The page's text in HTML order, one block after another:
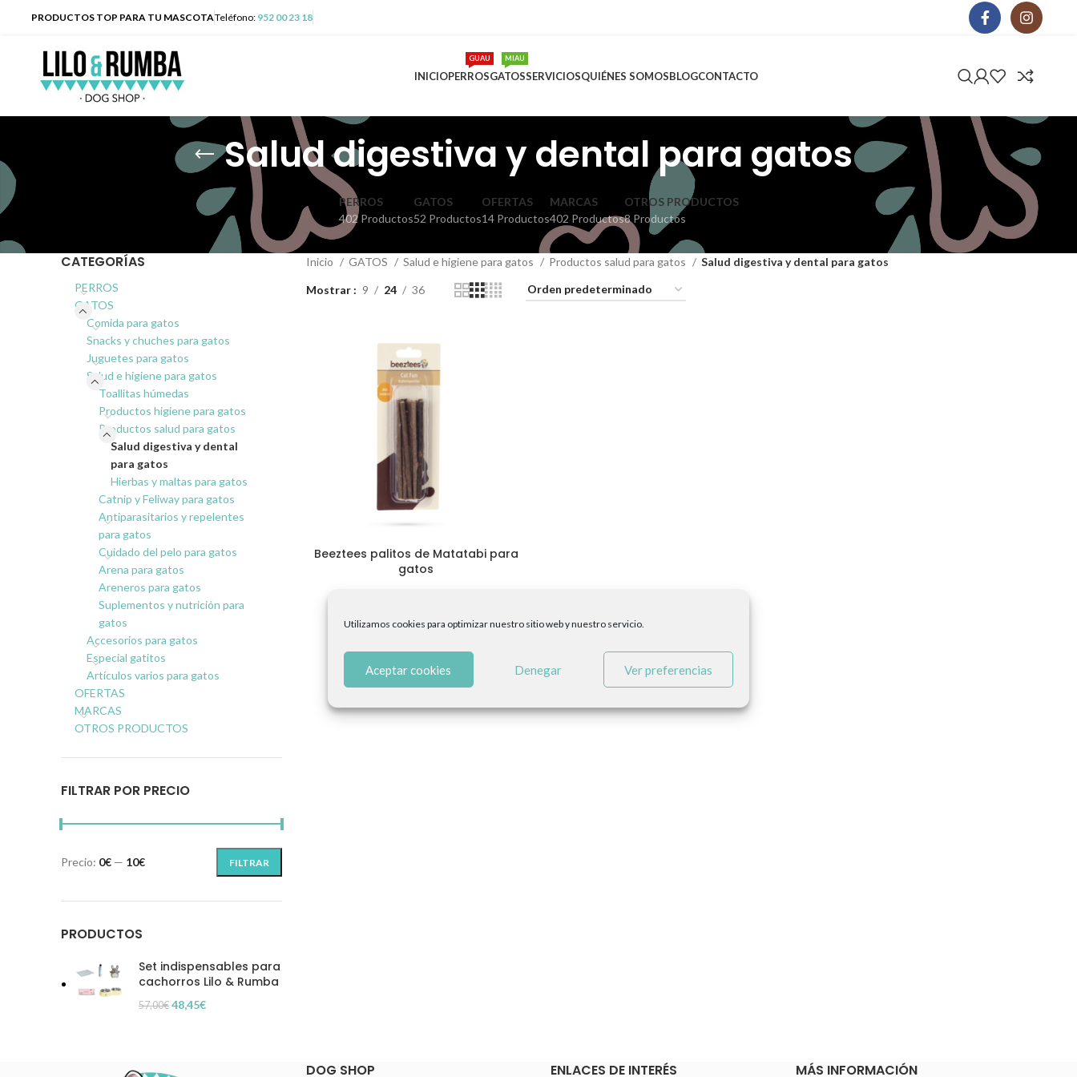
Utilizamos cookies para optimizar nuestro sitio web y nuestro servicio.
Aceptar cookies Denegar Ver preferencias
PRODUCTOS TOP PARA TU MASCOTATeléfono: 952 00 23 18
INICIOPERROS
GUAU
GATOS
MIAU
SERVICIOSQUIÉNES SOMOSBLOGCONTACTO
Salud digestiva y dental para gatos
PERROS
402 Productos
GATOS
52 Productos
OFERTAS
14 Productos
MARCAS
402 Productos
OTROS PRODUCTOS
8 Productos
CATEGORÍAS
PERROS
GATOS
Comida para gatos
Snacks y chuches para gatos
Juguetes para gatos
Salud e higiene para gatos
Toallitas húmedas
Productos higiene para gatos
Productos salud para gatos
Salud digestiva y dental
para gatos
Hierbas y maltas para gatos
Catnip y Feliway para gatos
Antiparasitarios y repelentes
para gatos
Cuidado del pelo para gatos
Arena para gatos
Areneros para gatos
Suplementos y nutrición para
gatos
Accesorios para gatos
Especial gatitos
Artículos varios para gatos
OFERTAS
MARCAS
OTROS PRODUCTOS
FILTRAR POR PRECIO
Precio
Precio
FILTRAR
Precio: 0€ — 10€
PRODUCTOS
Set indispensables para
cachorros Lilo & Rumba
57,00€ 48,45€
Inicio GATOS Salud e higiene para gatos Productos salud para gatos Salud digestiva y dental para gatos
Mostrar 9 24 36
Beeztees palitos de Matatabi para
gatos
DOG SHOP ENLACES DE INTERÉS MÁS INFORMACIÓN